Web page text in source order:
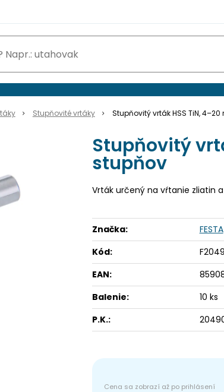
Stupňovité vrtáky Stupňovitý vrták HSS TiN,
Stupňovitý
stupňov
Vrták určený na vŕtanie zliatin
Značka:
FESTA
Kód:
EAN:
Balenie:
10 ks
P.K.: